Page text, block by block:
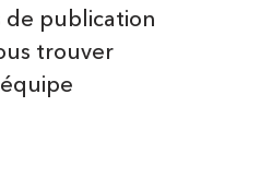
de publication
trouver